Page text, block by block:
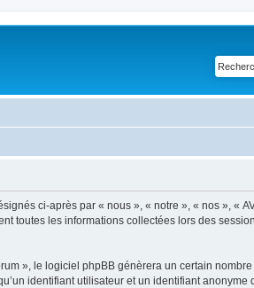
ci-après par « nous », « notre », « nos », «
toutes les informations collectées lors des
», le logiciel phpBB génèrera un certain
identifiant utilisateur et un identifiant anonyme